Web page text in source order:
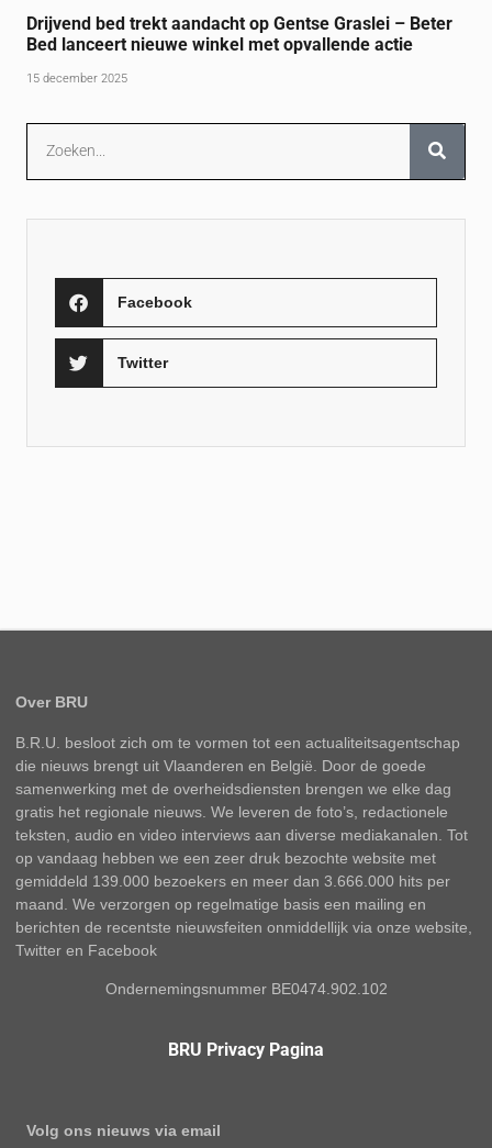
Drijvend bed trekt aandacht op Gentse Graslei – Beter
Bed lanceert nieuwe winkel met opvallende actie
15 december 2025
Facebook
Twitter
Over BRU
B.R.U. besloot zich om te vormen tot een actualiteitsagentschap
die nieuws brengt uit Vlaanderen en België. Door de goede
samenwerking met de overheidsdiensten brengen we elke dag
gratis het regionale nieuws. We leveren de foto’s, redactionele
teksten, audio en video interviews aan diverse mediakanalen. Tot
op vandaag hebben we een zeer druk bezochte website met
gemiddeld 139.000 bezoekers en meer dan 3.666.000 hits per
maand. We verzorgen op regelmatige basis een mailing en
berichten de recentste nieuwsfeiten onmiddellijk via onze website,
Twitter en Facebook
Ondernemingsnummer BE0474.902.102
BRU Privacy Pagina
Volg ons nieuws via email